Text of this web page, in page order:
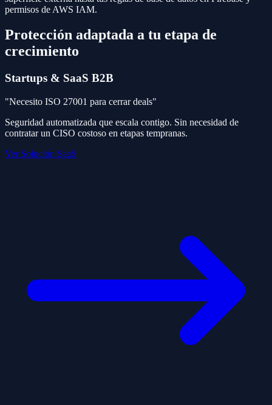
permisos de AWS IAM.
Protección adaptada a tu etapa de
crecimiento
Startups & SaaS B2B
"Necesito ISO 27001 para cerrar deals"
Seguridad automatizada que escala contigo. Sin necesidad de
contratar un CISO costoso en etapas tempranas.
Ver Solución SaaS